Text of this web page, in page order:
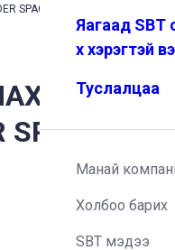
Яагаад SBT
х хэрэгтэй
Туслалцаа
Манай
Холбоо барих
SBT мэдээ
SPACE CAB
1.9 Ddi
SPACE